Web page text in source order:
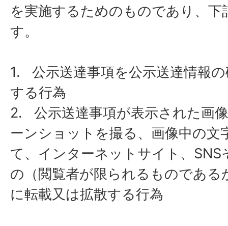
を実施するためのものであり、下
す。
1. 公示送達事項を公示送達情報
する行為
​​​​​​​2. 公示送達事項が表示された画
ーンショットを撮る、画像中の文
て、インターネットサイト、
の（閲覧者が限られるものである
に転載又は拡散する行為